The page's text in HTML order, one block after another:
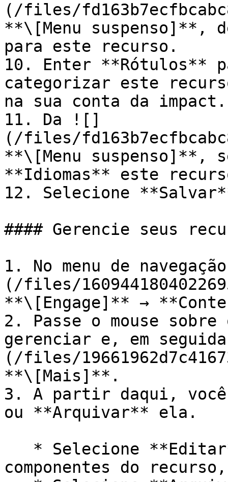
(/files/
**\[Menu suspenso]**,
para este recurso.
10. Enter **Rótulos**
categorizar este
na sua conta da
11. Da ![]
(/files/
**\[Menu suspenso]**,
**Idiomas** este
12. Selecione
#### Gerencie seus
1. No menu de
(/files/
**\[Engage]** →
2. Passe o mouse
gerenciar e, em
(/files/
**\[Mais]**.
3. A partir daqui,
ou **Arquivar** ela.
componentes do